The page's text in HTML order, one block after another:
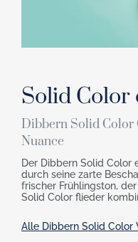
Solid Color
Dibbern Solid Color
Nuance
Der Dibbern Solid Color
durch seine zarte
frischer Frühlingston,
Solid Color flieder
Alle Dibbern Solid Color